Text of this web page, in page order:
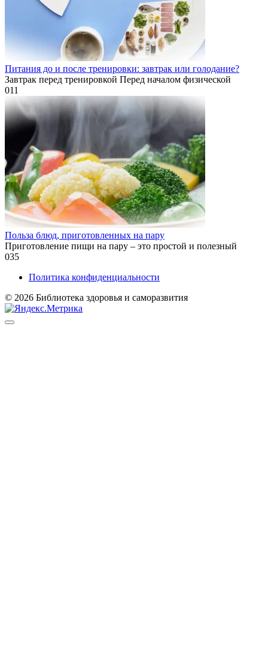
Питания до и после тренировки: завтрак или голодание?
Завтрак перед тренировкой Перед началом физической
011
Польза блюд, приготовленных на пару
Приготовление пищи на пару – это простой и полезный
035
Политика конфиденциальности
© 2026 Библиотека здоровья и саморазвития